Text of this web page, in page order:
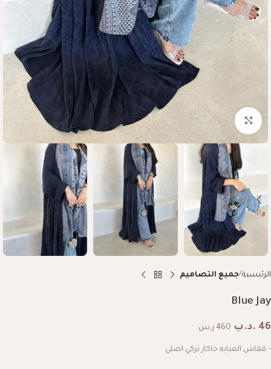
Click to enlarge
الرئيسية جميع التصاميم
Blue Jay
46 .د.ب 460 ر.س
– قماش العبايه جاكار تركي اصلي